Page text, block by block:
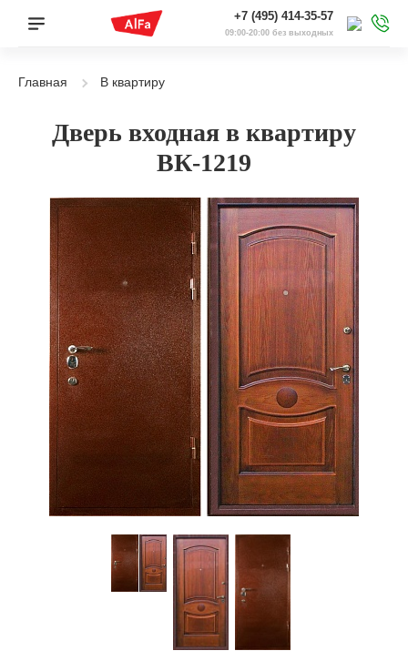
+7 (495) 414-35-57
09:00-20:00 без выходных
Главная В квартиру
Дверь входная в квартиру
ВК-1219